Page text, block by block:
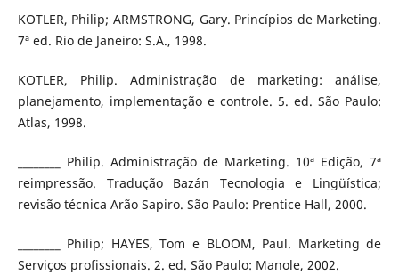
KOTLER, Philip; ARMSTRONG, Gary. Princípios de Marketing.
7ª ed. Rio de Janeiro: S.A., 1998.
KOTLER, Philip. Administração de marketing: análise,
planejamento, implementação e controle. 5. ed. São Paulo:
Atlas, 1998.
________ Philip. Administração de Marketing. 10ª Edição, 7ª
reimpressão. Tradução Bazán Tecnologia e Lingüística;
revisão técnica Arão Sapiro. São Paulo: Prentice Hall, 2000.
________ Philip; HAYES, Tom e BLOOM, Paul. Marketing de
Serviços profissionais. 2. ed. São Paulo: Manole, 2002.